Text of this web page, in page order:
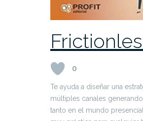
0
Te ayuda a diseñar una
múltiples canales
tanto en el mundo